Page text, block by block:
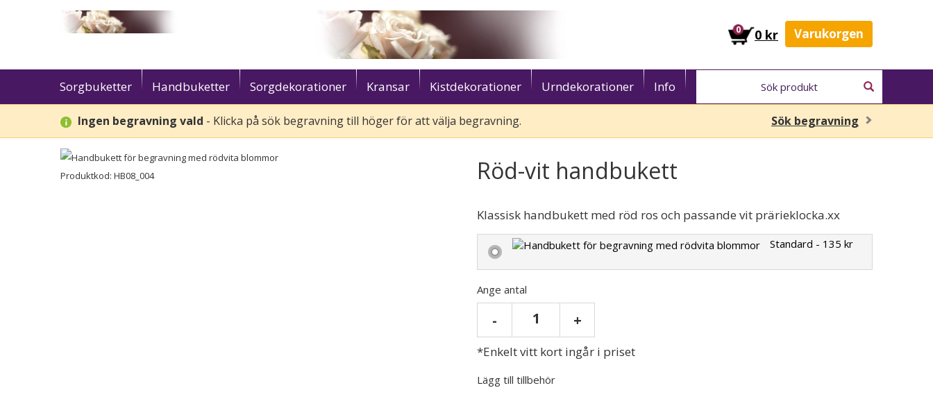
0 0 kr Varukorgen
Sorgbuketter Handbuketter Sorgdekorationer Kransar Kistdekorationer Urndekorationer Info
Ingen begravning vald - Klicka på sök begravning till höger för att välja begravning. Sök begravning
Produktkod: HB08_004 Röd-vit handbukett
Klassisk handbukett med röd ros och passande vit prärieklocka.xx
Standard - 135 kr
Ange antal
- 1 +
*Enkelt vitt kort ingår i priset
Lägg till tillbehör